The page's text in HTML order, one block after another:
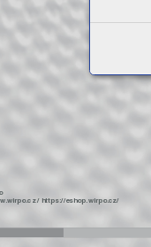
.wirpo.cz / https://eshop.wirpo.cz/